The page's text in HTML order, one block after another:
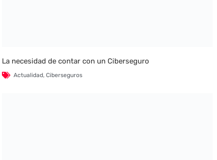
La necesidad de contar con un Ciberseguro
Actualidad,Ciberseguros